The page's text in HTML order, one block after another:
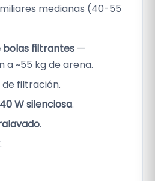
medianas (40-55
bolas filtrantes —
a ~55 kg de arena.
de filtración.
W silenciosa.
.
.